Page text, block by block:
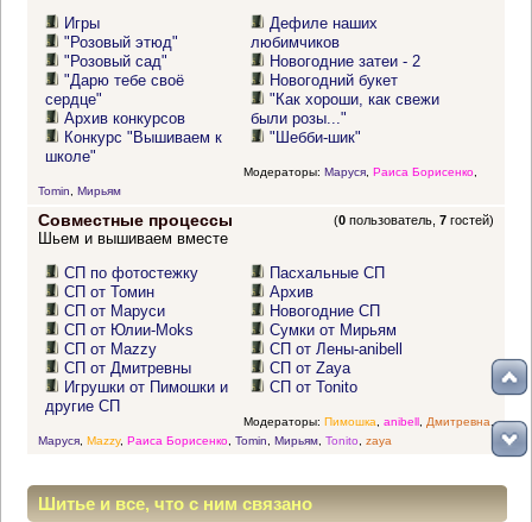
Игры
"Розовый этюд"
"Розовый сад"
"Дарю тебе своё
сердце"
Архив конкурсов
Конкурс "Вышиваем к
школе"
Дефиле наших
любимчиков
Новогодние затеи - 2
Новогодний букет
"Как хороши, как свежи
были розы..."
"Шебби-шик"
Модераторы: Маруся, Раиса Борисенко,
Tomin
Мирьям
Совместные процессы (0 пользователь,7 гостей)
Шьем и вышиваем вместе
СП по фотостежку
СП от Томин
СП от Маруси
СП от Юлии-Moks
СП от Mazzy
СП от Дмитревны
Игрушки от Пимошки и
другие СП
Пасхальные СП
Архив
Новогодние СП
Сумки от Мирьям
СП от Лены-anibell
СП от Zaya
СП от Tonito
Модераторы: Пимошка anibell, Дмитревна ,
Маруся, Mazzy, Раиса Борисенко, Tomin Мирьям, Tonito zaya
Шитье и все, что с ним связано